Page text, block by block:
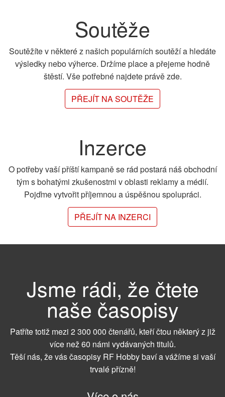
Soutěže
Soutěžíte v některé z našich populárních soutěží a hledáte
výsledky nebo výherce. Držíme place a přejeme hodně
štěstí. Vše potřebné najdete právě zde.
PŘEJÍT NA SOUTĚŽE
Inzerce
O potřeby vaší příští kampaně se rád postará náš obchodní
tým s bohatými zkušenostmi v oblasti reklamy a médií.
Pojďme vytvořit příjemnou a úspěšnou spolupráci.
PŘEJÍT NA INZERCI
Jsme rádi, že čtete
naše časopisy
Patříte totiž mezi 2 300 000 čtenářů, kteří čtou některý z již
více než 60 námi vydávaných titulů.
Těší nás, že vás časopisy RF Hobby baví a vážíme si vaší
trvalé přízně!